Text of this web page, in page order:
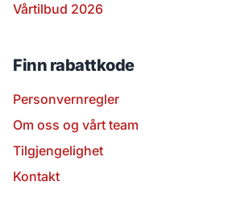
Vårtilbud 2026
Finn rabattkode
Personvernregler
Om oss og vårt team
Tilgjengelighet
Kontakt